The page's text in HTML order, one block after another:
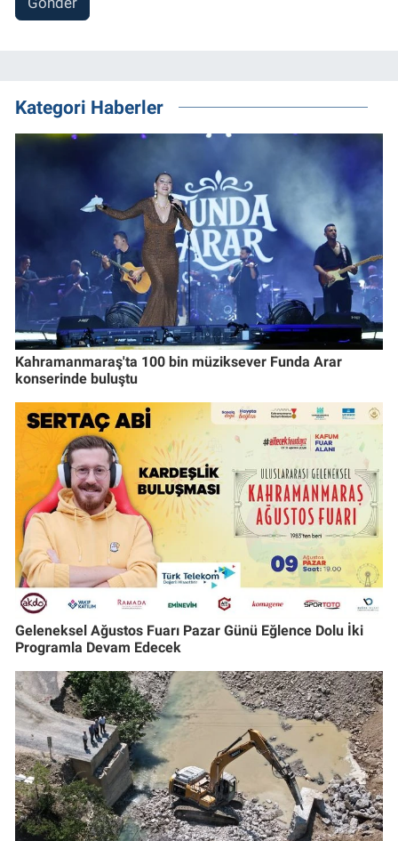
Kategori Haberler
Kahramanmaraş'ta 100 bin müziksever Funda Arar
konserinde buluştu
Geleneksel Ağustos Fuarı Pazar Günü Eğlence Dolu İki
Programla Devam Edecek